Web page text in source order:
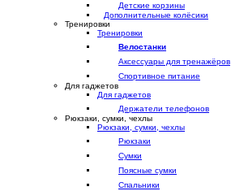
Детские корзины
Дополнительные колёсики
Тренировки
Тренировки
Велостанки
Аксессуары для тренажёров
Спортивное питание
Для гаджетов
Для гаджетов
Держатели телефонов
Рюкзаки, сумки, чехлы
Рюкзаки, сумки, чехлы
Рюкзаки
Сумки
Поясные сумки
Спальники